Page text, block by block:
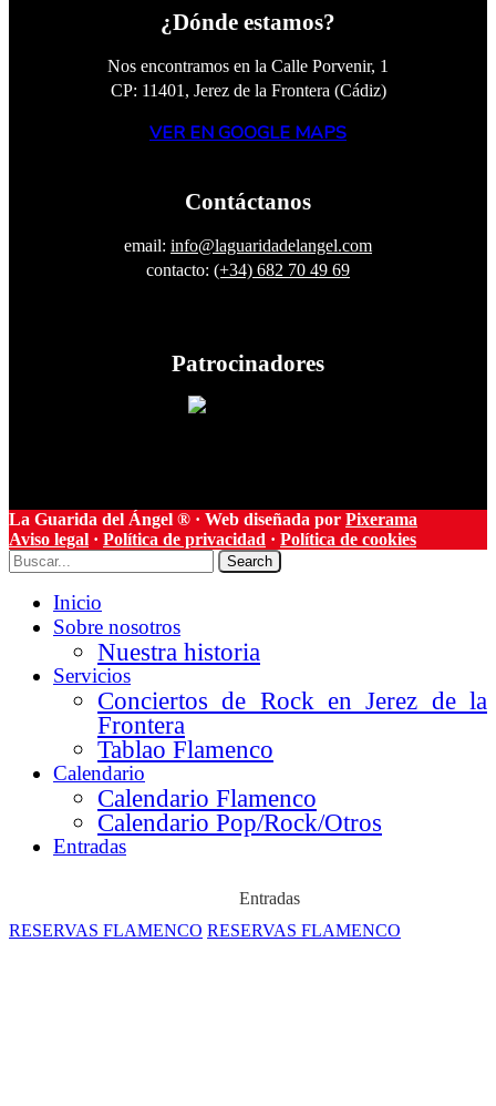
¿Dónde estamos?
Nos encontramos en la Calle Porvenir, 1
CP: 11401, Jerez de la Frontera (Cádiz)
VER EN GOOGLE MAPS
Contáctanos
email: info@laguaridadelangel.com
contacto: (+34) 682 70 49 69
Patrocinadores
La Guarida del Ángel ® · Web diseñada por Pixerama
Aviso legal · Política de privacidad · Política de cookies
Search
Inicio
Sobre nosotros
Nuestra historia
Servicios
Conciertos de Rock en Jerez de la
Frontera
Tablao Flamenco
Calendario
Calendario Flamenco
Calendario Pop/Rock/Otros
Entradas
Entradas
RESERVAS FLAMENCO RESERVAS FLAMENCO